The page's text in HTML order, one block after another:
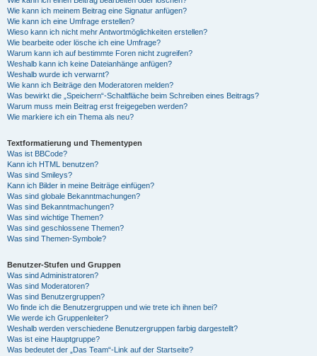
Wie kann ich meinem Beitrag eine Signatur anfügen?
Wie kann ich eine Umfrage erstellen?
Wieso kann ich nicht mehr Antwortmöglichkeiten erstellen?
Wie bearbeite oder lösche ich eine Umfrage?
Warum kann ich auf bestimmte Foren nicht zugreifen?
Weshalb kann ich keine Dateianhänge anfügen?
Weshalb wurde ich verwarnt?
Wie kann ich Beiträge den Moderatoren melden?
Was bewirkt die „Speichern“-Schaltfläche beim Schreiben eines Beitrags?
Warum muss mein Beitrag erst freigegeben werden?
Wie markiere ich ein Thema als neu?
Textformatierung und Thementypen
Was ist BBCode?
Kann ich HTML benutzen?
Was sind Smileys?
Kann ich Bilder in meine Beiträge einfügen?
Was sind globale Bekanntmachungen?
Was sind Bekanntmachungen?
Was sind wichtige Themen?
Was sind geschlossene Themen?
Was sind Themen-Symbole?
Benutzer-Stufen und Gruppen
Was sind Administratoren?
Was sind Moderatoren?
Was sind Benutzergruppen?
Wo finde ich die Benutzergruppen und wie trete ich ihnen bei?
Wie werde ich Gruppenleiter?
Weshalb werden verschiedene Benutzergruppen farbig dargestellt?
Was ist eine Hauptgruppe?
Was bedeutet der „Das Team“-Link auf der Startseite?